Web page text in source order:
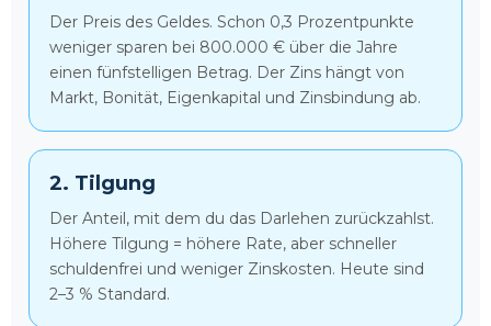
Der Preis des Geldes. Schon 0,3 Prozentpunkte
weniger sparen bei 800.000 € über die Jahre
einen fünfstelligen Betrag. Der Zins hängt von
Markt, Bonität, Eigenkapital und Zinsbindung ab.
2. Tilgung
Der Anteil, mit dem du das Darlehen zurückzahlst.
Höhere Tilgung = höhere Rate, aber schneller
schuldenfrei und weniger Zinskosten. Heute sind
2–3 % Standard.